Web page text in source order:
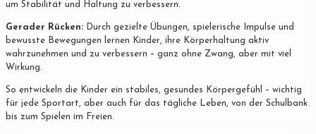
um Stabilität und Haltung zu verbessern.
Gerader Rücken: Durch gezielte Übungen, spielerische Impulse und
bewusste Bewegungen lernen Kinder, ihre Körperhaltung aktiv
wahrzunehmen und zu verbessern – ganz ohne Zwang, aber mit viel
Wirkung.
So entwickeln die Kinder ein stabiles, gesundes Körpergefühl – wichtig
für jede Sportart, aber auch für das tägliche Leben, von der Schulbank
bis zum Spielen im Freien.